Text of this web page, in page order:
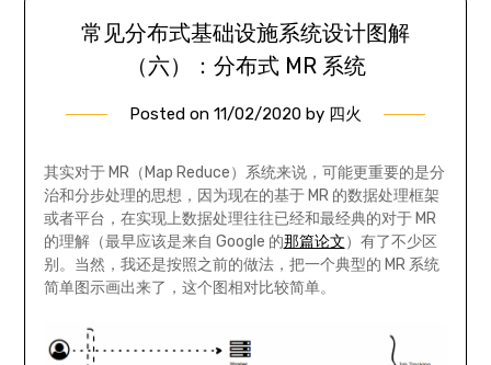
常见分布式基础设施系统设计图解
（六）：分布式 MR 系统
Posted on 11/02/2020 by 四火
其实对于 MR（Map Reduce）系统来说，可能更重要的是分
治和分步处理的思想，因为现在的基于 MR 的数据处理框架
或者平台，在实现上数据处理往往已经和最经典的对于 MR
的理解（最早应该是来自 Google 的那篇论文）有了不少区
别。当然，我还是按照之前的做法，把一个典型的 MR 系统
简单图示画出来了，这个图相对比较简单。